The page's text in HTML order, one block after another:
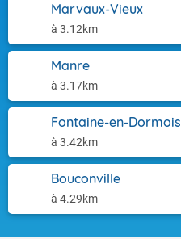
Marvaux-Vieux
à 3.12km
Manre
à 3.17km
Fontaine-en-Dormois
à 3.42km
Bouconville
à 4.29km